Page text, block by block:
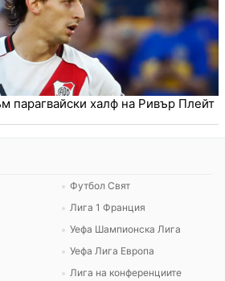
парагвайски халф на Ривър Плейт
Футбол Свят
Лига 1 Франция
Уефа Шампионска Лига
Уефа Лига Европа
Лига на конференциите